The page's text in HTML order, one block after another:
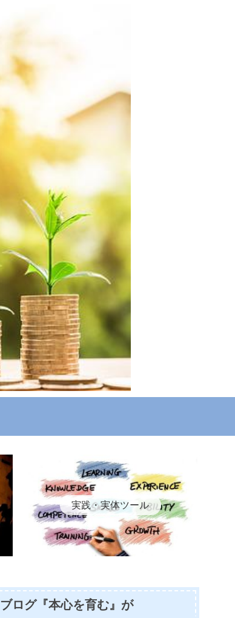
実践・実体ツール
ブログ『本心を育む』が